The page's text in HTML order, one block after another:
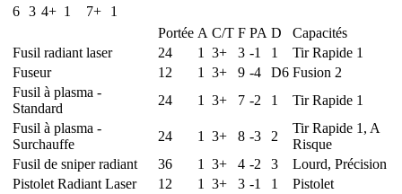
6 3 4+ 1 7+
1
Portée A C/T F PA D
Capacités
Fusil radiant laser
24 1 3+ 3 -1 1
Tir Rapide 1
Fuseur
12 1 3+ 9 -4 D6 Fusion 2
Fusil à plasma -
Standard
24 1 3+ 7 -2 1
Tir Rapide 1
Fusil à plasma -
Surchauffe
24 1 3+ 8 -3 2
Tir Rapide 1, A
Risque
Fusil de sniper radiant
36 1 3+ 4 -2 3
Lourd, Précision
Pistolet Radiant Laser
12 1 3+ 3 -1 1
Pistolet